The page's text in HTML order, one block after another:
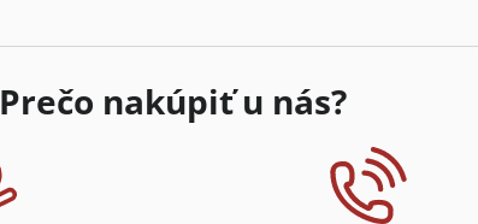
Prečo nakúpiť u nás?